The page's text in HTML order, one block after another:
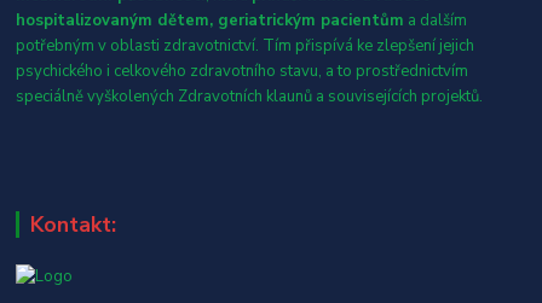
hospitalizovaným dětem, geriatrickým pacientům a dalším
potřebným v oblasti zdravotnictví. Tím přispívá ke zlepšení jejich
psychického i celkového zdravotního stavu, a to prostřednictvím
speciálně vyškolených Zdravotních klaunů a souvisejících projektů.
Kontakt: